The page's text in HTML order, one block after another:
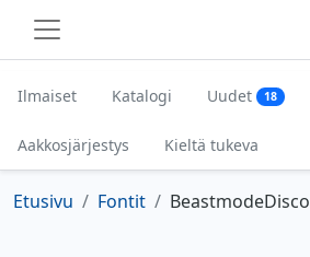
Ilmaiset Katalogi Uudet 18
Aakkosjärjestys Kieltä tukeva
Etusivu Fontit BeastmodeDisco